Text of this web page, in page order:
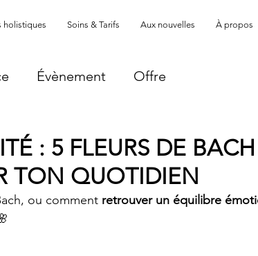
holistiques Soins & Tarifs Aux nouvelles À propos
Évènement Offre
: 5 FLEURS DE
TON QUOTIDIEN
ou comment retrouver un équilibre